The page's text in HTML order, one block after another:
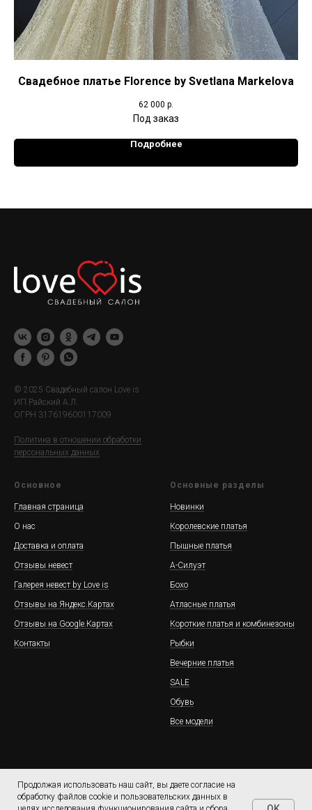
Свадебное платье Florence by Svetlana Markelova
62 000 р.
Подробнее
© 2025 Свадебный салон Love is
ИП Райский А.Л.
ОГРН 317619600117009
Политика в отношении обработки
персональных данных
Основное
Главная страница
О нас
Доставка и оплата
Отзывы невест
Галерея невест by Love is
Отзывы на Яндекс.Картах
Отзывы на Google.Картах
Контакты
Основные разделы
Новинки
Королевские платья
Пышные платья
А-Силуэт
Бохо
Атласные платья
Короткие платья и комбинезоны
Рыбки
Вечерние платья
SALE
Обувь
Все модели
Продолжая использовать наш сайт, вы даете согласие на
обработку файлов cookie и пользовательских данных в